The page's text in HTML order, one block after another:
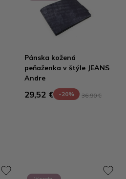
Pánska kožená
peňaženka v štýle JEANS
Andre
29,52 € -20% 36,90 €